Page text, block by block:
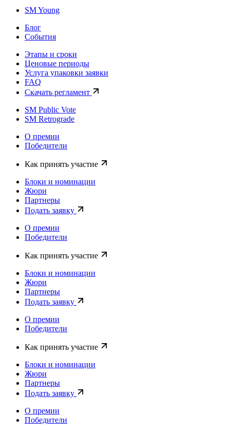
SM Young
Блог
События
Этапы и сроки
Ценовые периоды
Услуга упаковки заявки
FAQ
Скачать регламент
SM Public Vote
SM Retrograde
О премии
Победители
Как принять участие
Блоки и номинации
Жюри
Партнеры
Подать заявку
О премии
Победители
Как принять участие
Блоки и номинации
Жюри
Партнеры
Подать заявку
О премии
Победители
Как принять участие
Блоки и номинации
Жюри
Партнеры
Подать заявку
О премии
Победители